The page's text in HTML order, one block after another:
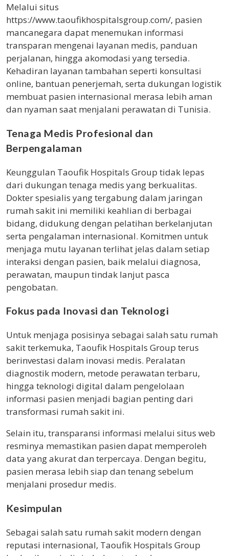
Melalui situs
https://www.taoufikhospitalsgroup.com/, pasien
mancanegara dapat menemukan informasi
transparan mengenai layanan medis, panduan
perjalanan, hingga akomodasi yang tersedia.
Kehadiran layanan tambahan seperti konsultasi
online, bantuan penerjemah, serta dukungan logistik
membuat pasien internasional merasa lebih aman
dan nyaman saat menjalani perawatan di Tunisia.
Tenaga Medis Profesional dan
Berpengalaman
Keunggulan Taoufik Hospitals Group tidak lepas
dari dukungan tenaga medis yang berkualitas.
Dokter spesialis yang tergabung dalam jaringan
rumah sakit ini memiliki keahlian di berbagai
bidang, didukung dengan pelatihan berkelanjutan
serta pengalaman internasional. Komitmen untuk
menjaga mutu layanan terlihat jelas dalam setiap
interaksi dengan pasien, baik melalui diagnosa,
perawatan, maupun tindak lanjut pasca
pengobatan.
Fokus pada Inovasi dan Teknologi
Untuk menjaga posisinya sebagai salah satu rumah
sakit terkemuka, Taoufik Hospitals Group terus
berinvestasi dalam inovasi medis. Peralatan
diagnostik modern, metode perawatan terbaru,
hingga teknologi digital dalam pengelolaan
informasi pasien menjadi bagian penting dari
transformasi rumah sakit ini.
Selain itu, transparansi informasi melalui situs web
resminya memastikan pasien dapat memperoleh
data yang akurat dan terpercaya. Dengan begitu,
pasien merasa lebih siap dan tenang sebelum
menjalani prosedur medis.
Kesimpulan
Sebagai salah satu rumah sakit modern dengan
reputasi internasional, Taoufik Hospitals Group